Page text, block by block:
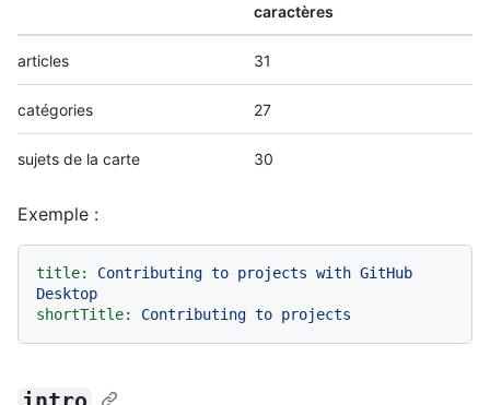
caractères
articles 31
catégories 27
sujets de la carte 30
Exemple :
title: Contributing to projects with GitHub
Desktop
shortTitle:
Contributing to projects